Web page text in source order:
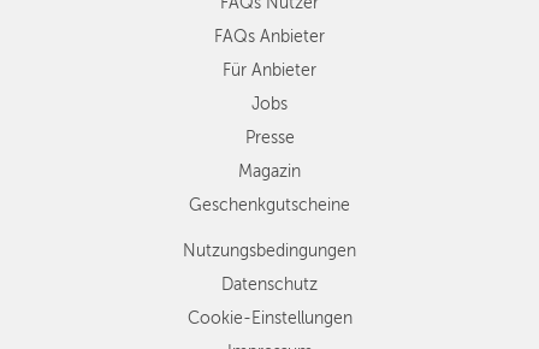
FAQs Anbieter
Für Anbieter
Jobs
Presse
Magazin
Geschenkgutscheine
Nutzungsbedingungen
Datenschutz
Cookie-Einstellungen